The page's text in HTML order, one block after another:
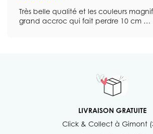
Très belle qualité et les couleurs
grand accroc qui fait perdre 10 cm …
LIVRAISON GRATUITE
Click & Collect à Gimont